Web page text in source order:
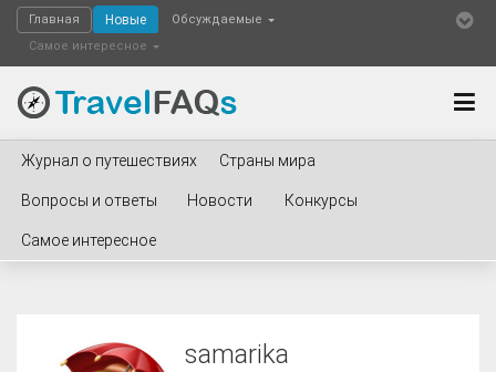
Главная Новые
Обсуждаемые
Самое интересное
Журнал о путешествиях Страны мира
Вопросы и ответы Новости Конкурсы
Самое интересное
samarika